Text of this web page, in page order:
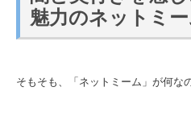
魅力のネットミ
そもそも、「ネットミーム」が何な